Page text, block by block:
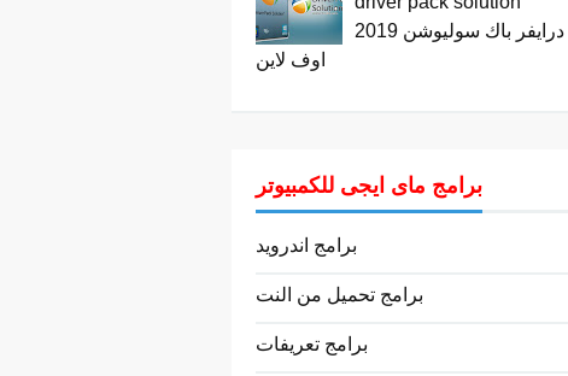
2019 درايفر باك سوليوشن
اوف لاين
برامج ماى ايجى للكمبيوتر
برامج اندرويد
برامج تحميل من النت
برامج تعريفات